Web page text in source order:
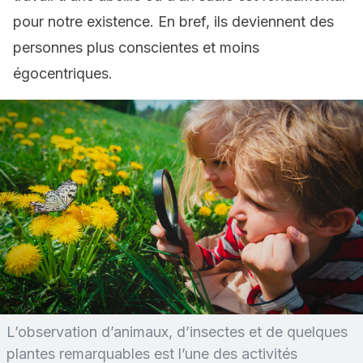
pour notre existence. En bref, ils deviennent des
personnes plus conscientes et moins
égocentriques.
L’observation d’animaux, d’insectes et de quelques
plantes remarquables est l’une des activités